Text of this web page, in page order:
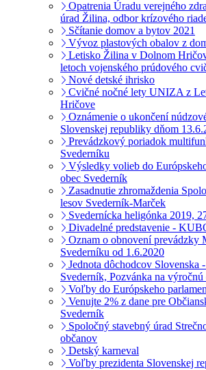
Opatrenia Úradu verejného
úrad Žilina, odbor krízového
Sčítanie domov a bytov 2021
Vývoz plastových obalov z
Letisko Žilina v Dolnom
letoch vojenského prúdového
Nové detské ihrisko
Cvičné nočné lety UNIZA z
Hričove
Oznámenie o ukončení
Slovenskej republiky dňom
Prevádzkový poriadok
Svederníku
Výsledky volieb do
obec Svederník
Zasadnutie zhromaždenia
lesov Svederník-Marček
Svedernícka heligónka 2019,
Divadelné predstavenie -
Oznam o obnovení prevádzky
Svederníku od 1.6.2020
Jednota dôchodcov Slovenska
Svederník, Pozvánka na výročnú
Voľby do Európskeho
Venujte 2% z dane pre
Svederník
Spoločný stavebný úrad
občanov
Detský karneval
Voľby prezidenta Slovenskej